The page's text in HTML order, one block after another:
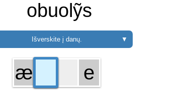
obuolỹs
Išverskite į danų. ▼